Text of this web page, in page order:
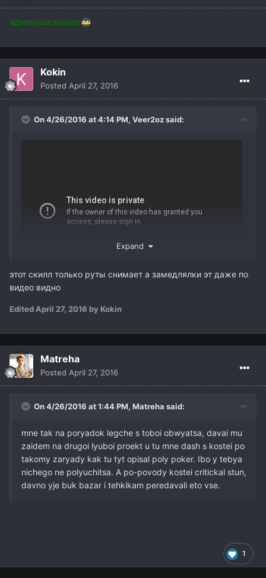
админушкаааааа
Kokin
Posted April 27, 2016
On 4/26/2016 at 4:14 PM, Veer2ozsaid:
Break Duress
Expand
этот скилл только руты снимает а замедлялки эт даже по
видео видно
Edited April 27, 2016 by Kokin
Matreha
Posted April 27, 2016
On 4/26/2016 at 1:44 PM, Matreha said:
mne tak na poryadok legche s toboi obwyatsa, davai mu
zaidem na drugoi lyuboi proekt u tu mne dash s kostei po
takomy zaryady kak tu tyt opisal poly poker. Ibo y tebya
nichego ne polyuchitsa. A po-povody kostei critickal stun,
davno yje buk bazar i tehkikam peredavali eto vse.
1